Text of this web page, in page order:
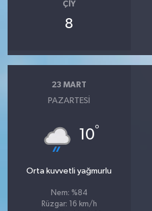
ÇIY
8
23 MART
PAZARTESI
10°
Orta kuvvetli yağmurlu
Nem: %84
Rüzgar: 16 km/h